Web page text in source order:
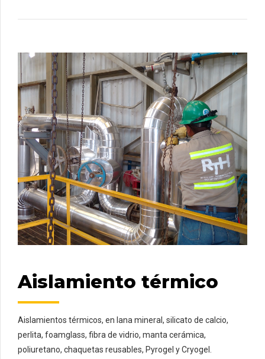
Aislamiento térmico
Aislamientos térmicos, en lana mineral, silicato de calcio,
perlita, foamglass, fibra de vidrio, manta cerámica,
poliuretano, chaquetas reusables, Pyrogel y Cryogel.